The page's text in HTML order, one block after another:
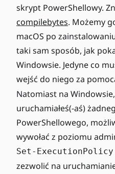
skrypt PowerShellowy.
compilebytes. Możemy
macOS po
taki sam sposób, jak
Windowsie. Jedyne co
wejść do niego za
Natomiast na
uruchamiałeś(-aś)
PowerShellowego,
wywołać z poziomu
Set-
zezwolić na